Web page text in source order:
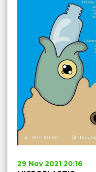
29 Nov 2021 20:16